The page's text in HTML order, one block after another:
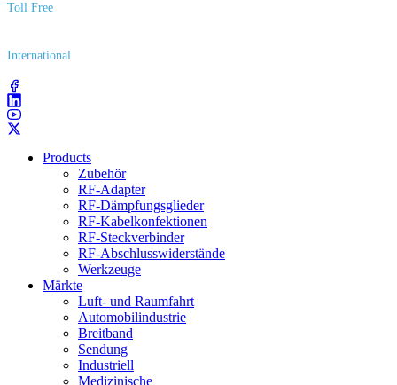
Toll Free
International
Products
Zubehör
RF-Adapter
RF-Dämpfungsglieder
RF-Kabelkonfektionen
RF-Steckverbinder
RF-Abschlusswiderstände
Werkzeuge
Märkte
Luft- und Raumfahrt
Automobilindustrie
Breitband
Sendung
Industriell
Medizinische